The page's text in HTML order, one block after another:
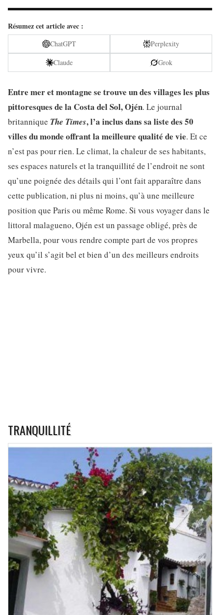
Résumez cet article avec :
ChatGPT
Perplexity
Claude
Grok
Entre mer et montagne se trouve un des villages les plus
pittoresques de la Costa del Sol, Ojén. Le journal
britannique The Times, l’a inclus dans sa liste des 50
villes du monde offrant la meilleure qualité de vie. Et ce
n’est pas pour rien. Le climat, la chaleur de ses habitants,
ses espaces naturels et la tranquillité de l’endroit ne sont
qu’une poignée des détails qui l’ont fait apparaître dans
cette publication, ni plus ni moins, qu’à une meilleure
position que Paris ou même Rome. Si vous voyager dans le
littoral malagueno, Ojén est un passage obligé, près de
Marbella, pour vous rendre compte part de vos propres
yeux qu’il s’agit bel et bien d’un des meilleurs endroits
pour vivre.
TRANQUILLITÉ